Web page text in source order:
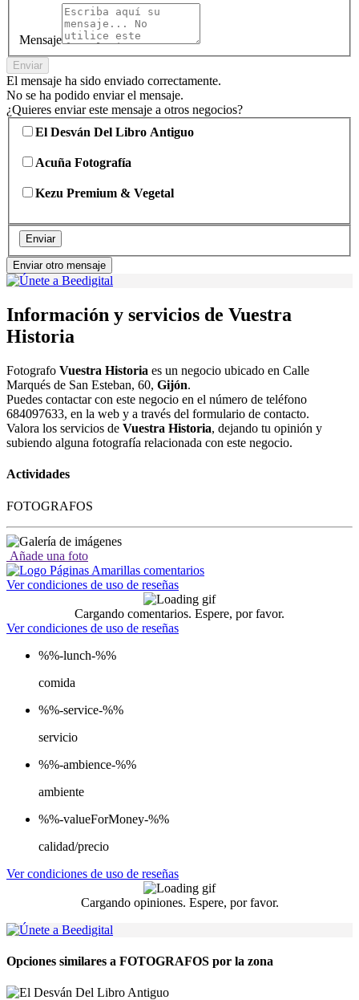
Mensaje
Enviar
El mensaje ha sido enviado correctamente.
No se ha podido enviar el mensaje.
¿Quieres enviar este mensaje a otros negocios?
El Desván Del Libro Antiguo
Acuña Fotografía
Kezu Premium & Vegetal
Enviar
Enviar otro mensaje
Información y servicios de Vuestra
Historia
Fotografo Vuestra Historia es un negocio ubicado en Calle
Marqués de San Esteban, 60, Gijón.
Puedes contactar con este negocio en el número de teléfono
684097633, en la web y a través del formulario de contacto.
Valora los servicios de Vuestra Historia, dejando tu opinión y
subiendo alguna fotografía relacionada con este negocio.
Actividades
FOTOGRAFOS
Añade una foto
Ver condiciones de uso de reseñas
Cargando comentarios. Espere, por favor.
Ver condiciones de uso de reseñas
%%-lunch-%%
comida
%%-service-%%
servicio
%%-ambience-%%
ambiente
%%-valueForMoney-%%
calidad/precio
Ver condiciones de uso de reseñas
Cargando opiniones. Espere, por favor.
Opciones similares a FOTOGRAFOS por la zona